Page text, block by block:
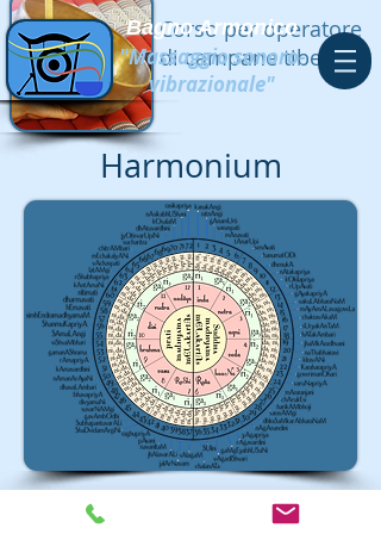
Bagno Armonico
"Massaggio sonoro-
vibrazionale"
Corso per operatore
di campane tibetane
Harmonium